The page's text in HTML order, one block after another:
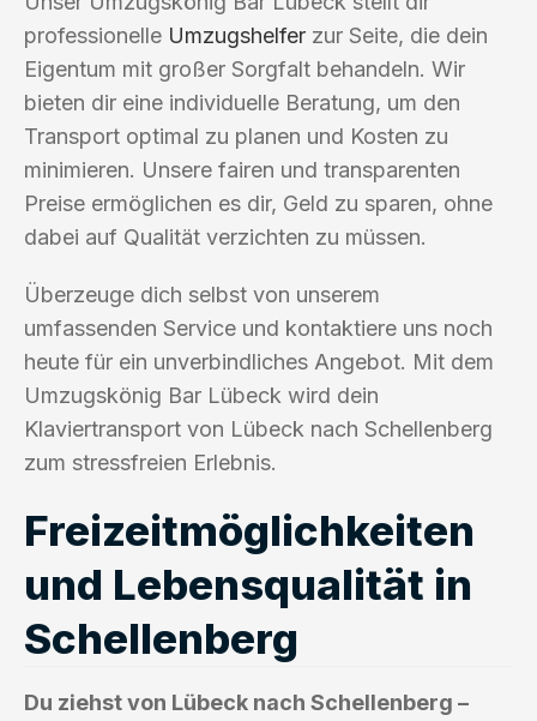
professionelle Umzugshelfer zur Seite, die dein
Eigentum mit großer Sorgfalt behandeln. Wir
bieten dir eine individuelle Beratung, um den
Transport optimal zu planen und Kosten zu
minimieren. Unsere fairen und transparenten
Preise ermöglichen es dir, Geld zu sparen, ohne
dabei auf Qualität verzichten zu müssen.
Überzeuge dich selbst von unserem
umfassenden Service und kontaktiere uns noch
heute für ein unverbindliches Angebot. Mit dem
Umzugskönig Bar Lübeck wird dein
Klaviertransport von Lübeck nach Schellenberg
zum stressfreien Erlebnis.
Freizeitmöglichkeiten
und Lebensqualität in
Schellenberg
Du ziehst von Lübeck nach Schellenberg –